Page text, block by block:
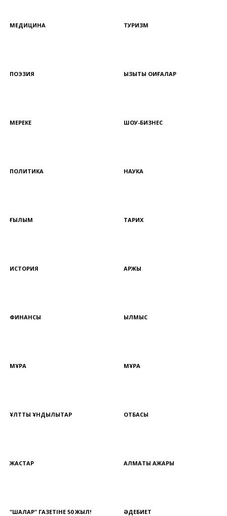
МЕДИЦИНА ТУРИЗМ
ПОЭЗИЯ ҚЫЗЫҚТЫ ОҚИҒАЛАР
МЕРЕКЕ ШОУ-БИЗНЕС
ПОЛИТИКА НАУКА
ҒЫЛЫМ ТАРИХ
ИСТОРИЯ ҚАРЖЫ
ФИНАНСЫ ҚЫЛМЫС
МҰРА МҰРА
ҰЛТТЫҚ ҚҰНДЫЛЫҚТАР ОТБАСЫ
ЖАСТАР АЛМАТЫ АЖАРЫ
"ШАЛҚАР" ГАЗЕТІНЕ 50 ЖЫЛ! ӘДЕБИЕТ